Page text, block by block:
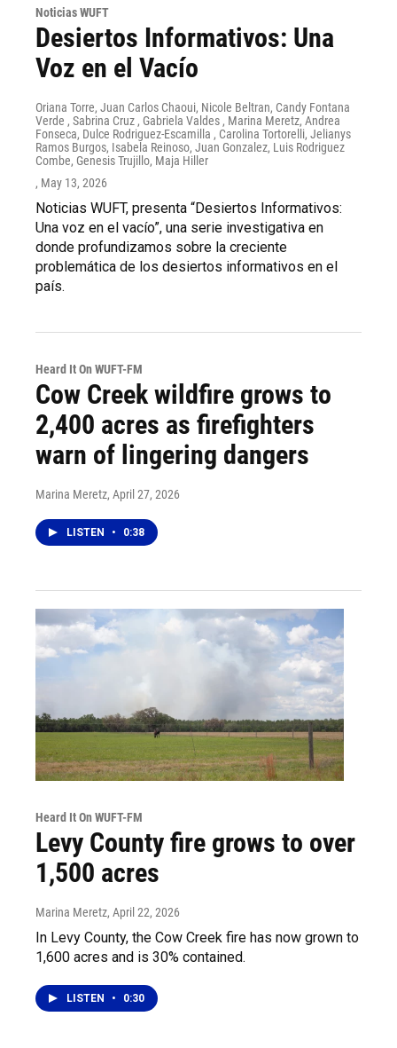
Noticias WUFT
Desiertos Informativos: Una
Voz en el Vacío
Oriana Torre, Juan Carlos Chaoui, Nicole Beltran, Candy Fontana
Verde , Sabrina Cruz , Gabriela Valdes , Marina Meretz, Andrea
Fonseca, Dulce Rodriguez-Escamilla , Carolina Tortorelli, Jelianys
Ramos Burgos, Isabela Reinoso, Juan Gonzalez, Luis Rodriguez
Combe, Genesis Trujillo, Maja Hiller
, May 13, 2026
Noticias WUFT, presenta “Desiertos Informativos:
Una voz en el vacío”, una serie investigativa en
donde profundizamos sobre la creciente
problemática de los desiertos informativos en el
país.
Heard It On WUFT-FM
Cow Creek wildfire grows to
2,400 acres as firefighters
warn of lingering dangers
Marina Meretz, April 27, 2026
LISTEN • 0:38
Heard It On WUFT-FM
Levy County fire grows to over
1,500 acres
Marina Meretz, April 22, 2026
In Levy County, the Cow Creek fire has now grown to
1,600 acres and is 30% contained.
LISTEN • 0:30